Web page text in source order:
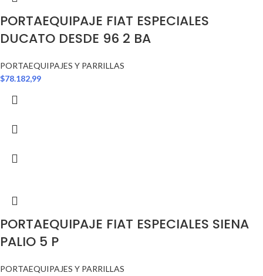
PORTAEQUIPAJE FIAT ESPECIALES
DUCATO DESDE 96 2 BA
PORTAEQUIPAJES Y PARRILLAS
$78.182,99
PORTAEQUIPAJE FIAT ESPECIALES SIENA
PALIO 5 P
PORTAEQUIPAJES Y PARRILLAS